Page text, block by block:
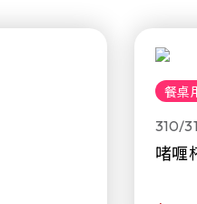
餐桌
310/
啫喱